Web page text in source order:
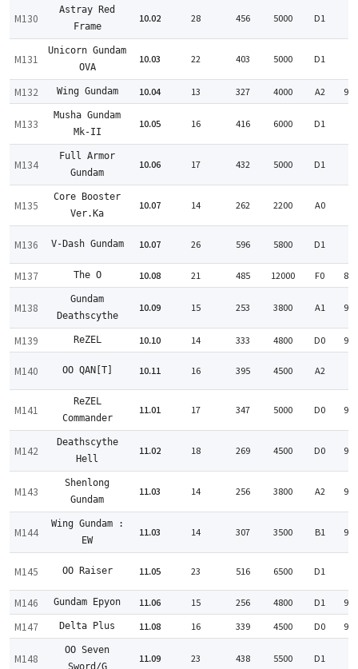
M130
Astray Red
Frame
10.02 28 456 5000 D1
M131
Unicorn Gundam
OVA
10.03 22 403 5000 D1
M132 Wing Gundam 10.04 13 327 4000 A2 94
M133
Musha Gundam
Mk-II
10.05 16 416 6000 D1
M134
Full Armor
Gundam
10.06 17 432 5000 D1
M135
Core Booster
Ver.Ka
10.07 14 262 2200 A0
M136 V-Dash Gundam 10.07 26 596 5800 D1
M137 The O 10.08 21 485 12000 F0 84
M138
Gundam
Deathscythe
10.09 15 253 3800 A1 96
M139 ReZEL 10.10 14 333 4800 D0 99
M140 OO QAN[T] 10.11 16 395 4500 A2
M141
ReZEL
Commander
11.01 17 347 5000 D0 99
M142
Deathscythe
Hell
11.02 18 269 4500 D0 99
M143
Shenlong
Gundam
11.03 14 256 3800 A2 99
M144
Wing Gundam :
EW
11.03 14 307 3500 B1 94
M145 OO Raiser 11.05 23 516 6500 D1
M146 Gundam Epyon 11.06 15 256 4800 D1 99
M147 Delta Plus 11.08 16 339 4500 D0 99
M148
OO Seven
Sword/G
11.09 23 438 5500 D1